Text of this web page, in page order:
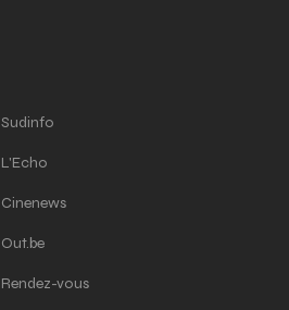
Sudinfo
L'Echo
Cinenews
Out.be
Rendez-vous